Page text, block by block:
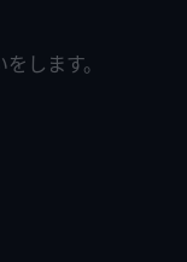
します。